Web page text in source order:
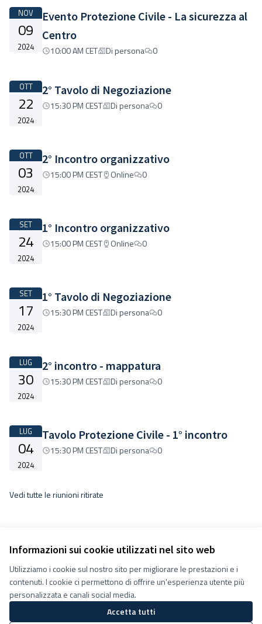
Informazioni sui cookie utilizzati nel sito web
Utilizziamo i cookie sul nostro sito per migliorare le prestazioni e i
contenuti. I cookie ci permettono di offrire un'esperienza utente più
personalizzata e canali social media.
Accetta tutti
NOV
09
2024
Evento Protezione Civile - La sicurezza al
Centro
10:00 AM CET Di persona 0
OTT
22
2024
2° Tavolo di Negoziazione
15:30 PM CEST Di persona 0
OTT
03
2024
2° Incontro organizzativo
15:00 PM CEST Online 0
SET
24
2024
1° Incontro organizzativo
15:00 PM CEST Online 0
SET
17
2024
1° Tavolo di Negoziazione
15:30 PM CEST Di persona 0
LUG
30
2024
2° incontro - mappatura
15:30 PM CEST Di persona 0
LUG
04
2024
Tavolo Protezione Civile - 1° incontro
15:30 PM CEST Di persona 0
Vedi tutte le riunioni ritirate
Termini e condizioni d''uso
Impostazioni Cookie
Decidiamo su Facebook
Decidiamo su YouTube
(Collegamento esterno)